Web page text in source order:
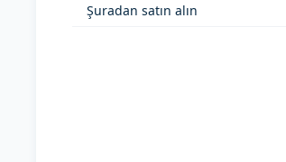
Şuradan satın alın